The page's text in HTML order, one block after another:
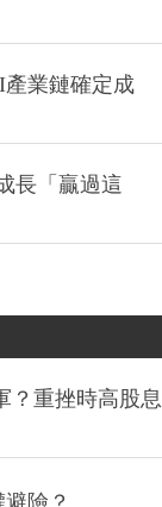
業鏈確定成
長「贏過這
？重挫時高股息
險？